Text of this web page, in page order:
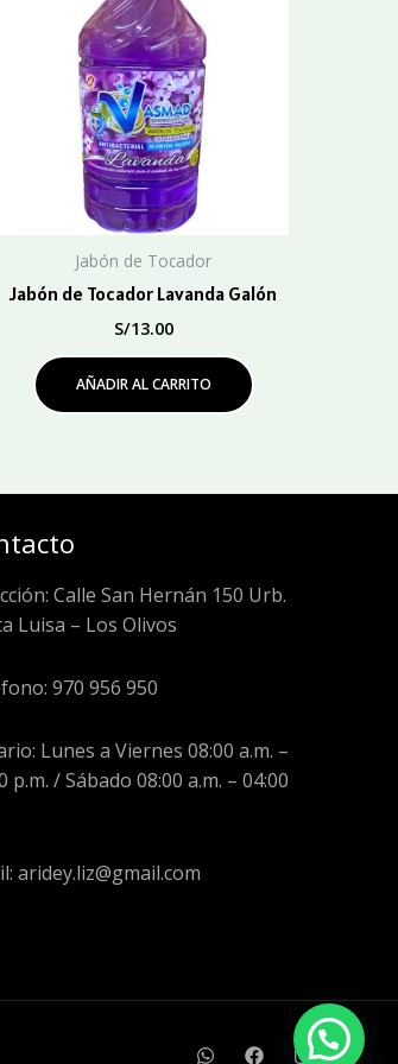
Jabón de Tocador
Jabón de Tocador Lavanda Galón
S/13.00
AÑADIR AL CARRITO
Calle San Hernán 150 Urb.
Luisa – Los Olivos
970 956 950
Lunes a Viernes 08:00 a.m. –
p.m. / Sábado 08:00 a.m. – 04:00
aridey.liz@gmail.com